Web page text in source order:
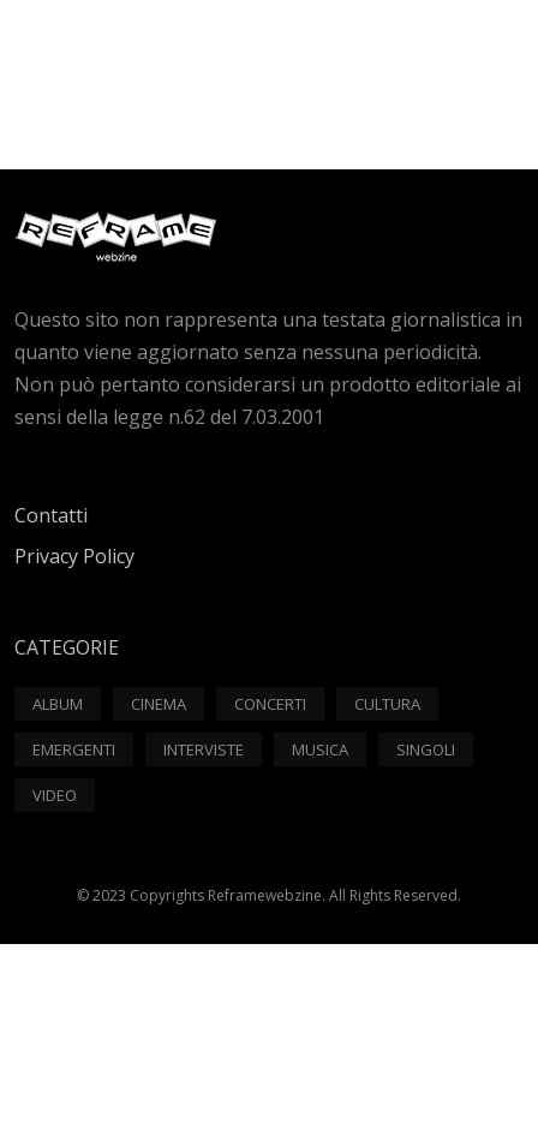
Questo sito non rappresenta una testata giornalistica in
quanto viene aggiornato senza nessuna periodicità.
Non può pertanto considerarsi un prodotto editoriale ai
sensi della legge n.62 del 7.03.2001
Contatti
Privacy Policy
CATEGORIE
ALBUM CINEMA CONCERTI CULTURA
EMERGENTI INTERVISTE MUSICA SINGOLI
VIDEO
© 2023 Copyrights Reframewebzine. All Rights Reserved.